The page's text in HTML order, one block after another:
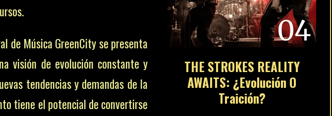
de Música GreenCity se presenta
visión de evolución constante y
tendencias y demandas de la
tiene el potencial de convertirse
04
THE STROKES REALITY
AWAITS: ¿Evolución O
Traición?